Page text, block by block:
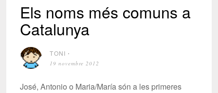
Els noms més comuns a
Catalunya
TONI ⋅
19 novembre 2012
José, Antonio o Maria/María són a les primeres